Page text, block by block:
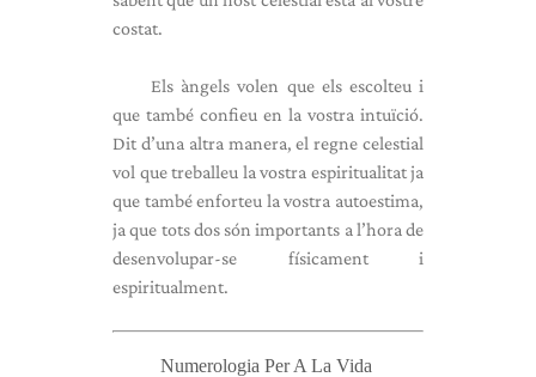
costat.
Els àngels volen que els escolteu i
que també confieu en la vostra intuïció.
Dit d’una altra manera, el regne celestial
vol que treballeu la vostra espiritualitat ja
que també enforteu la vostra autoestima,
ja que tots dos són importants a l’hora de
desenvolupar-se físicament i
espiritualment.
Numerologia Per A La Vida